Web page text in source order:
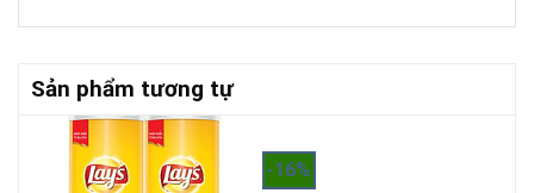
Sản phẩm tương tự
-16%